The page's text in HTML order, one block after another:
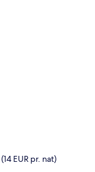
EUR pr. nat)